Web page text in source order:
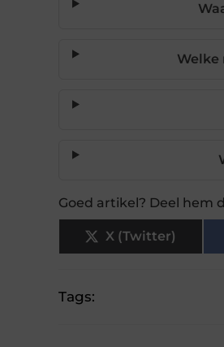
Welke
Goed artikel? Deel hem
X (Twitter)
Tags: